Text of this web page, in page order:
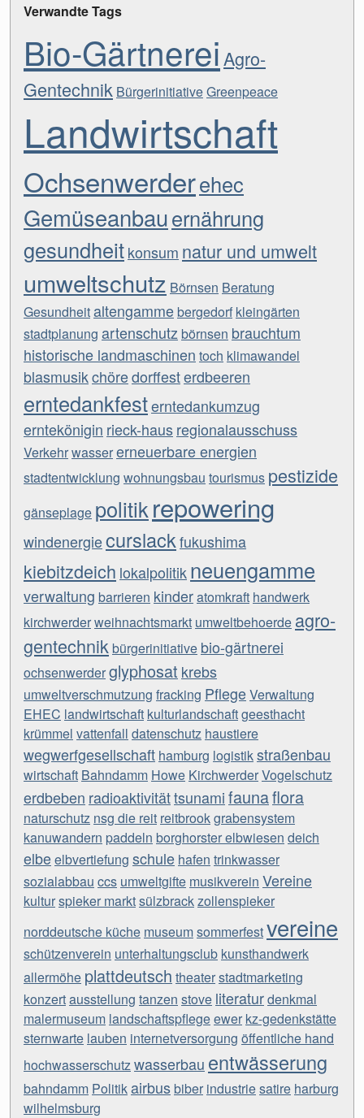
Verwandte Tags
Bio-Gärtnerei Agro-
Gentechnik BürgerinitiativeGreenpeace
Landwirtschaft
Ochsenwerderehec
Gemüseanbauernährung
gesundheitkonsum natur und umwelt
umweltschutz Börnsen Beratung
Gesundheitaltengammebergedorf kleingärten
stadtplanung artenschutz börnsen brauchtum
historische landmaschinen toch klimawandel
blasmusikchöredorffesterdbeeren
erntedankfesterntedankumzug
erntekönigin rieck-haus regionalausschuss
Verkehrwassererneuerbare energien
stadtentwicklung wohnungsbau tourismus pestizide
gänseplage politikrepowering
windenergiecurslackfukushima
kiebitzdeich lokalpolitikneuengamme
verwaltung barrieren kinderatomkraft handwerk
kirchwerderweihnachtsmarkt umweltbehoerde agro-
gentechnik bürgerinitiative bio-gärtnerei
ochsenwerderglyphosat krebs
umweltverschmutzung fracking PflegeVerwaltung
EHEC landwirtschaft kulturlandschaftgeesthacht
krümmel vattenfall datenschutz haustiere
wegwerfgesellschaft hamburg logistikstraßenbau
wirtschaft Bahndamm Howe KirchwerderVogelschutz
erdbeben radioaktivitättsunamifaunaflora
naturschutz nsg die reit reitbrookgrabensystem
kanuwandern paddeln borghorster elbwiesen deich
elbeelbvertiefung schule hafen trinkwasser
sozialabbau ccs umweltgifte musikverein Vereine
kulturspieker marktsülzbrackzollenspieker
norddeutsche küche museumsommerfestvereine
schützenverein unterhaltungsclub kunsthandwerk
allermöhe plattdeutsch theaterstadtmarketing
konzertausstellung tanzen stove literaturdenkmal
malermuseum landschaftspflegeewer kz-gedenkstätte
sternwarte lauben internetversorgung öffentliche hand
hochwasserschutzwasserbau entwässerung
bahndamm Politikairbus biber industriesatire harburg
wilhelmsburg